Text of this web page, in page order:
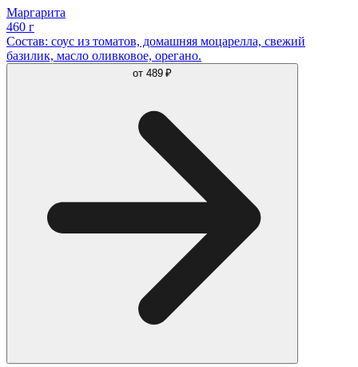
Маргарита
460 г
Состав: соус из томатов, домашняя моцарелла, свежий
базилик, масло оливковое, орегано.
от 489 ₽